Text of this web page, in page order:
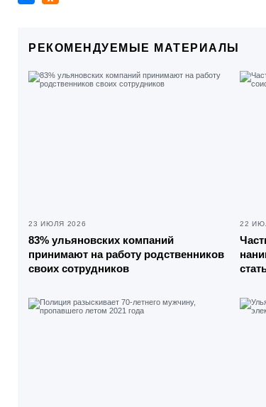
РЕКОМЕНДУЕМЫЕ МАТЕРИАЛЫ
23 ИЮЛЯ 2026
83% ульяновских компаний
принимают на работу родственников
своих сотрудников
22